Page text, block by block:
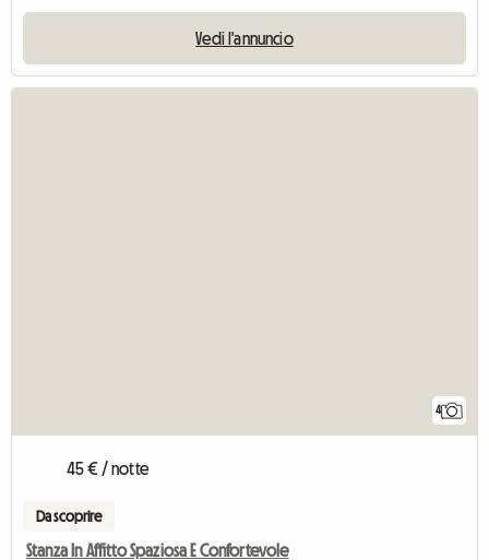
Vedi l'annuncio
4
45 € / notte
Da scoprire
Stanza In Affitto Spaziosa E Confortevole